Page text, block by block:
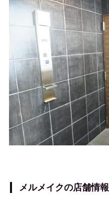
メルメイクの店舗情報